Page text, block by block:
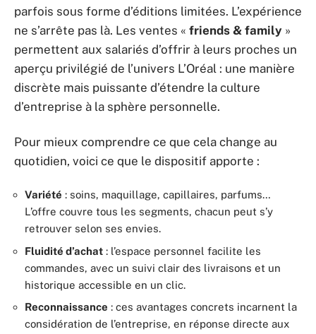
parfois sous forme d’éditions limitées. L’expérience
ne s’arrête pas là. Les ventes « friends & family »
permettent aux salariés d’offrir à leurs proches un
aperçu privilégié de l’univers L’Oréal : une manière
discrète mais puissante d’étendre la culture
d’entreprise à la sphère personnelle.
Pour mieux comprendre ce que cela change au
quotidien, voici ce que le dispositif apporte :
Variété : soins, maquillage, capillaires, parfums…
L’offre couvre tous les segments, chacun peut s’y
retrouver selon ses envies.
Fluidité d’achat : l’espace personnel facilite les
commandes, avec un suivi clair des livraisons et un
historique accessible en un clic.
Reconnaissance : ces avantages concrets incarnent la
considération de l’entreprise, en réponse directe aux